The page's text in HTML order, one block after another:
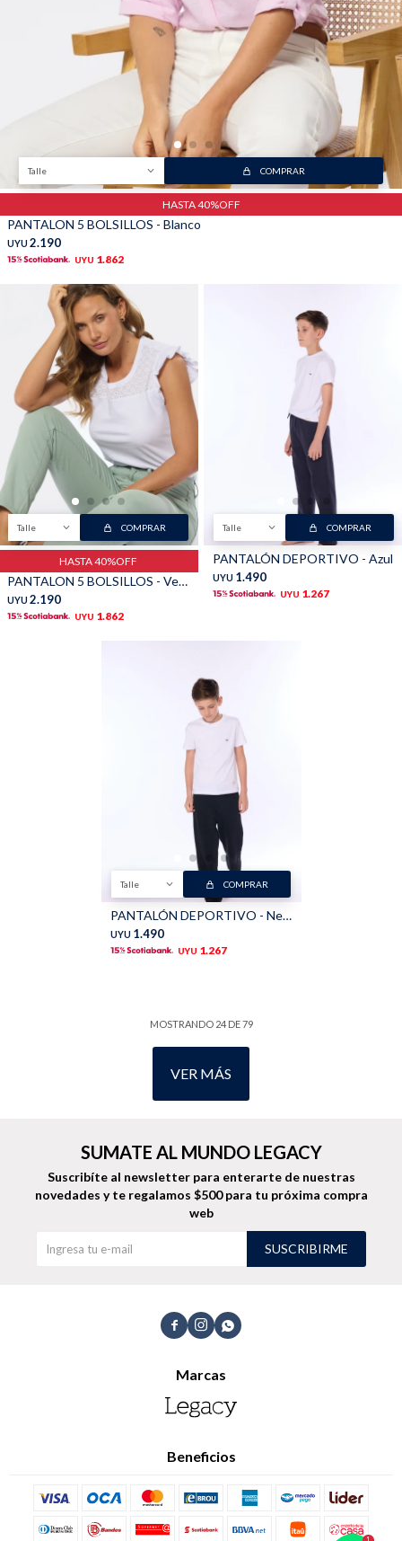
Talle COMPRAR
HASTA 40%OFF
PANTALON 5 BOLSILLOS - Blanco
UYU 2.190
UYU 1.862
Talle COMPRAR
HASTA 40%OFF
PANTALON 5 BOLSILLOS - Verde
UYU 2.190
UYU 1.862
Talle COMPRAR
PANTALÓN DEPORTIVO - Azul
UYU 1.490
UYU 1.267
Talle COMPRAR
PANTALÓN DEPORTIVO - Negro
UYU 1.490
UYU 1.267
MOSTRANDO 24DE79
VER MÁS
  
Marcas
Beneficios
SUMATE AL MUNDO LEGACY
Suscribíte al newsletter para enterarte de nuestras
novedades y te regalamos $500 para tu próxima compra
web
SUSCRIBIRME